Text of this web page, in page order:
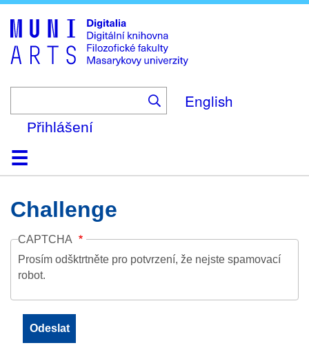
to
main
content
English
Přihlášení
DomůKolekce
Prohlížení
Vyhledávání
O platformě
Nápověda
KontaktDigitalia
Challenge
CAPTCHA
Prosím odšktrtněte pro potvrzení, že nejste spamovací
robot.